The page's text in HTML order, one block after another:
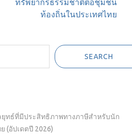
ทรัพยากรธรรมชาติต่อชุมชน
ท้องถิ่นในประเทศไทย
SEARCH
ยุทธ์ที่มีประสิทธิภาพทางภาษีสำหรับนัก
(อัปเดตปี 2026)